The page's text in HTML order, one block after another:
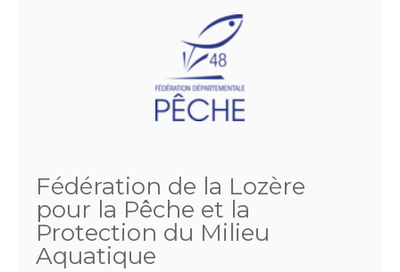
Fédération de la Lozère
pour la Pêche et la
Protection du Milieu
Aquatique